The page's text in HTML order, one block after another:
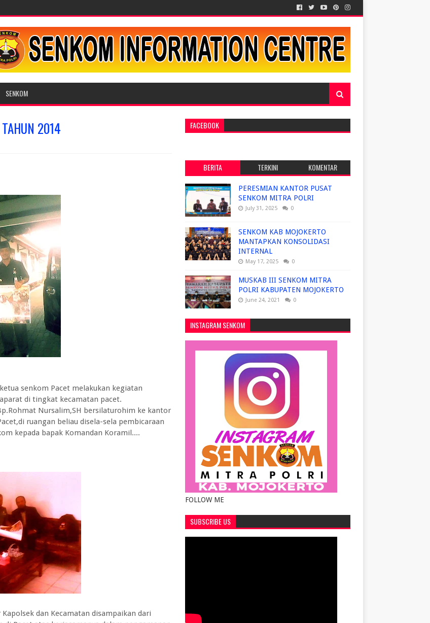
SENKOM
2014
senkom Pacet melakukan kegiatan
di tingkat kecamatan pacet.
Nursalim,SH bersilaturohim ke kantor
ruangan beliau disela-sela pembicaraan
kepada bapak Komandan Koramil....
dan Kecamatan disampaikan dari
FACEBOOK
BERITA TERKINI KOMENTAR
PERESMIAN KANTOR PUSAT
SENKOM MITRA POLRI
July 31, 2025 0
SENKOM KAB MOJOKERTO
MANTAPKAN KONSOLIDASI
INTERNAL
May 17, 2025 0
MUSKAB III SENKOM MITRA
POLRI KABUPATEN MOJOKERTO
June 24, 2021 0
INSTAGRAM SENKOM
FOLLOW ME
SUBSCRIBE US